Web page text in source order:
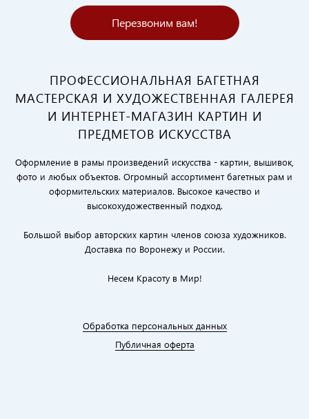
Перезвоним вам!
ПРОФЕССИОНАЛЬНАЯ БАГЕТНАЯ
МАСТЕРСКАЯ И ХУДОЖЕСТВЕННАЯ ГАЛЕРЕЯ
И ИНТЕРНЕТ-МАГАЗИН КАРТИН И
ПРЕДМЕТОВ ИСКУССТВА
Оформление в рамы произведений искусства - картин, вышивок,
фото и любых объектов. Огромный ассортимент багетных рам и
оформительских материалов. Высокое качество и
высокохудожественный подход.
Большой выбор авторских картин членов союза художников.
Доставка по Воронежу и России.
Несем Красоту в Мир!
Обработка персональных данных
Публичная оферта